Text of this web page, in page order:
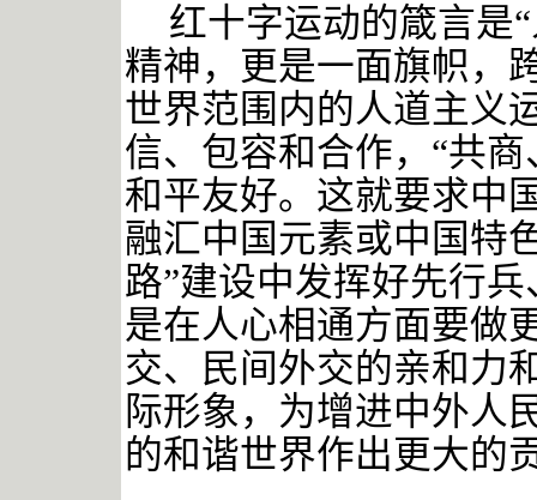
红十字运动的箴言是
精神，更是一面旗帜，
世界范围内的人道主义
信、包容和合作，“共
和平友好。这就要求中
融汇中国元素或中国特
路”建设中发挥好先行
是在人心相通方面要做
交、民间外交的亲和力
际形象，为增进中外人
的和谐世界作出更大的